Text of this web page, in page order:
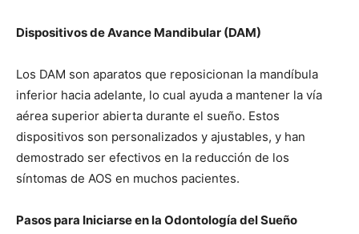
Dispositivos de Avance Mandibular (DAM)
Los DAM son aparatos que reposicionan la mandíbula
inferior hacia adelante, lo cual ayuda a mantener la vía
aérea superior abierta durante el sueño. Estos
dispositivos son personalizados y ajustables, y han
demostrado ser efectivos en la reducción de los
síntomas de AOS en muchos pacientes.
Pasos para Iniciarse en la Odontología del Sueño